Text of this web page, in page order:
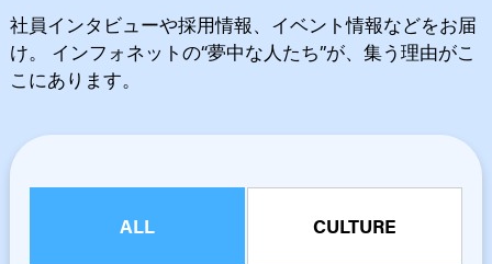
社員インタビューや採用情報、イベント情報などをお届
け。 インフォネットの“夢中な人たち”が、集う理由がこ
こにあります。
ALL CULTURE